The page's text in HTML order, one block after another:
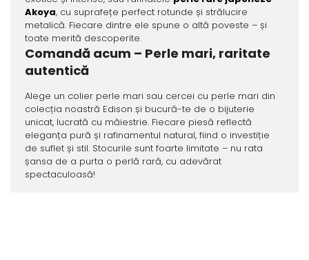
Akoya, cu suprafețe perfect rotunde și strălucire
metalică. Fiecare dintre ele spune o altă poveste – și
toate merită descoperite.
Comandă acum – Perle mari, raritate
autentică
Alege un colier perle mari sau cercei cu perle mari din
colecția noastră Edison și bucură-te de o bijuterie
unicat, lucrată cu măiestrie. Fiecare piesă reflectă
eleganța pură și rafinamentul natural, fiind o investiție
de suflet și stil. Stocurile sunt foarte limitate – nu rata
șansa de a purta o perlă rară, cu adevărat
spectaculoasă!